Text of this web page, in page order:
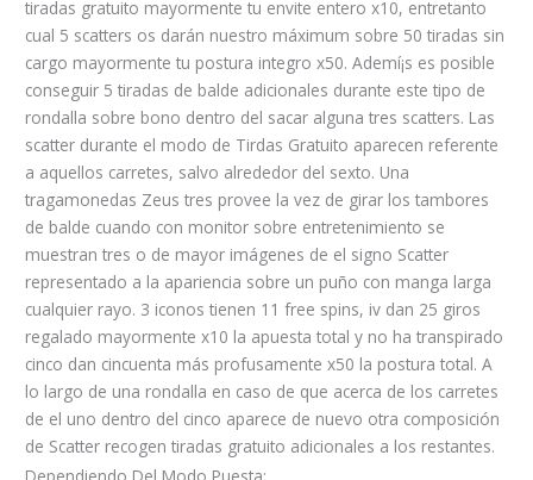
tiradas gratuito mayormente tu envite entero x10, entretanto
cual 5 scatters os darán nuestro máximum sobre 50 tiradas sin
cargo mayormente tu postura integro x50. Ademí¡s es posible
conseguir 5 tiradas de balde adicionales durante este tipo de
rondalla sobre bono dentro del sacar alguna tres scatters. Las
scatter durante el modo de Tirdas Gratuito aparecen referente
a aquellos carretes, salvo alrededor del sexto. Una
tragamonedas Zeus tres provee la vez de girar los tambores
de balde cuando con monitor sobre entretenimiento se
muestran tres o de mayor imágenes de el signo Scatter
representado a la apariencia sobre un puño con manga larga
cualquier rayo. 3 iconos tienen 11 free spins, iv dan 25 giros
regalado mayormente x10 la apuesta total y no ha transpirado
cinco dan cincuenta más profusamente x50 la postura total. A
lo largo de una rondalla en caso de que acerca de los carretes
de el uno dentro del cinco aparece de nuevo otra composición
de Scatter recogen tiradas gratuito adicionales a los restantes.